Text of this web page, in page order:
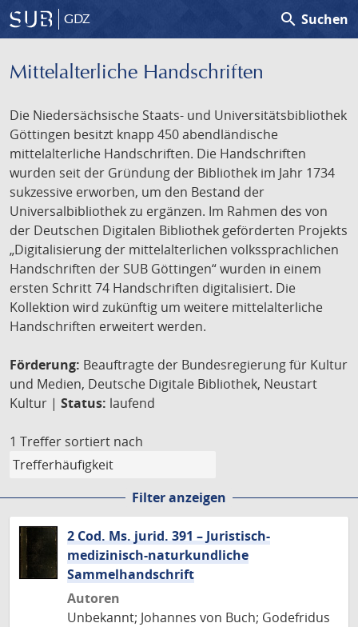
GDZ search Suchen
Mittelalterliche Handschriften
Die Niedersächsische Staats- und Universitätsbibliothek
Göttingen besitzt knapp 450 abendländische
mittelalterliche Handschriften. Die Handschriften
wurden seit der Gründung der Bibliothek im Jahr 1734
sukzessive erworben, um den Bestand der
Universalbibliothek zu ergänzen. Im Rahmen des von
der Deutschen Digitalen Bibliothek geförderten Projekts
„Digitalisierung der mittelalterlichen volkssprachlichen
Handschriften der SUB Göttingen“ wurden in einem
ersten Schritt 74 Handschriften digitalisiert. Die
Kollektion wird zukünftig um weitere mittelalterliche
Handschriften erweitert werden.
Förderung: Beauftragte der Bundesregierung für Kultur
und Medien, Deutsche Digitale Bibliothek, Neustart
Kultur | Status: laufend
1 Treffer sortiert nach
Filter anzeigen
2 Cod. Ms. jurid. 391 – Juristisch-
medizinisch-naturkundliche
Sammelhandschrift
Autoren
Unbekannt; Johannes von Buch; Godefridus